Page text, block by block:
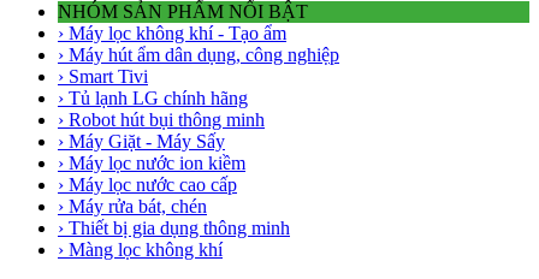
NHÓM SẢN PHẨM NỔI BẬT
› Máy lọc không khí - Tạo ẩm
› Máy hút ẩm dân dụng, công nghiệp
› Smart Tivi
› Tủ lạnh LG chính hãng
› Robot hút bụi thông minh
› Máy Giặt - Máy Sấy
› Máy lọc nước ion kiềm
› Máy lọc nước cao cấp
› Máy rửa bát, chén
› Thiết bị gia dụng thông minh
› Màng lọc không khí